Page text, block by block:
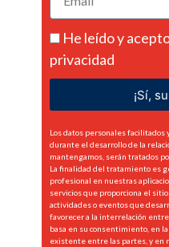
He leído y
privacidad
¡Sí,
Los datos personales
durante el desarrollo de la
mantengamos, serán tratados
La finalidad del tratamiento es
profesional en nuestras
servicios que proporciona el
actividades o eventos que
favorecer a la interrelación
basa en su consentimiento, en
existente entre las partes, y en